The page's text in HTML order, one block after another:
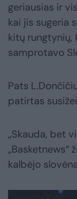
geriausias ir
kai jis sugeria
kitų rungtynių,
samprotavo
Pats
patirtas
„Skauda, bet
„Basketnews“
kalbėjo